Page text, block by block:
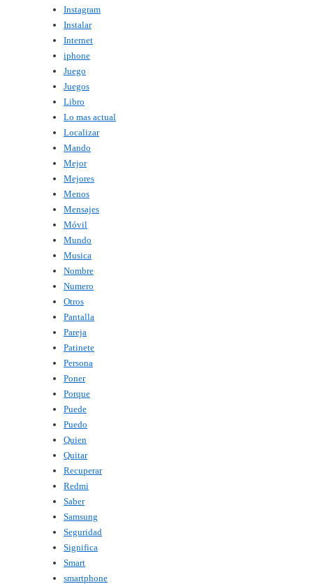
Instagram
Instalar
Internet
iphone
Juego
Juegos
Libro
Lo mas actual
Localizar
Mando
Mejor
Mejores
Menos
Mensajes
Móvil
Mundo
Musica
Nombre
Numero
Otros
Pantalla
Pareja
Patinete
Persona
Poner
Porque
Puede
Puedo
Quien
Quitar
Recuperar
Redmi
Saber
Samsung
Seguridad
Significa
Smart
smartphone